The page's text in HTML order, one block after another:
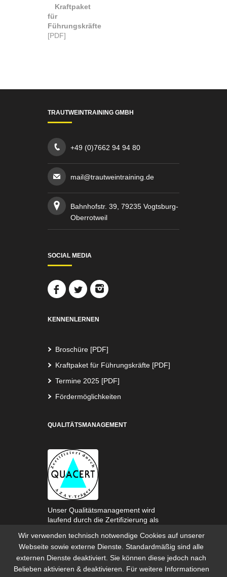
Kraftpaket
für
Führungskräfte
[PDF]
TRAUTWEINTRAINING GMBH
+49 (0)7662 94 94 80
mail@trautweintraining.de
Bahnhofstr. 39, 79235 Vogtsburg-
Oberrotweil
SOCIAL MEDIA
KENNENLERNEN
Broschüre [PDF]
Kraftpaket für Führungskräfte [PDF]
Termine 2025 [PDF]
Fördermöglichkeiten
QUALITÄTSMANAGEMENT
Unser Qualitätsmanagement wird
laufend durch die Zertifizierung als
Wir verwenden technisch notwendige Cookies auf unserer
Webseite sowie externe Dienste. Standardmäßig sind alle
externen Dienste deaktiviert. Sie können diese jedoch nach
Belieben aktivieren & deaktivieren. Für weitere Informationen